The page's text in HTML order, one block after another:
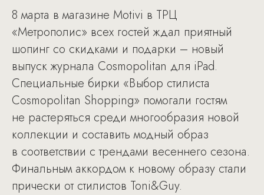
8 марта в магазине Motivi в ТРЦ
«Метрополис» всех гостей ждал приятный
шопинг со скидками и подарки – новый
выпуск журнала Cosmopolitan для iPad.
Специальные бирки «Выбор стилиста
Cosmopolitan Shopping» помогали гостям
не растеряться среди многообразия новой
коллекции и составить модный образ
в соответствии с трендами весеннего сезона.
Финальным аккордом к новому образу стали
прически от стилистов Toni&Guy.